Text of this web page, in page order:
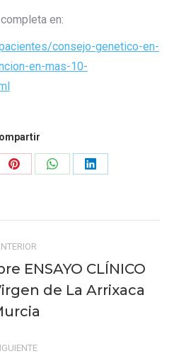
en:
consejo-genetico-en-
en-mas-10-
Share
Share
Share
Publicación
anterior:
ENSAYO CLÍNICO
de La Arrixaca